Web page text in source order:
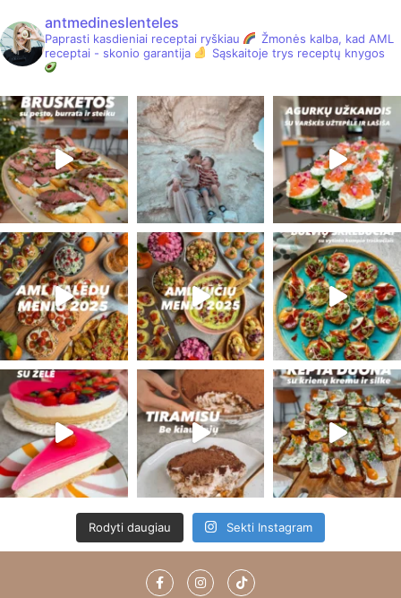
antmedineslenteles
Paprasti kasdieniai receptai ryškiau
Žmonės kalba, kad AML
receptai - skonio garantija
Sąskaitoje trys receptų knygos
Rodyti daugiau Sekti Instagram